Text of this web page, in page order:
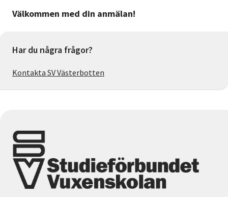
Välkommen med din anmälan!
Har du några frågor?
Kontakta SV Västerbotten